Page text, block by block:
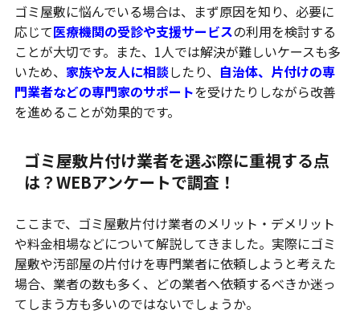
ゴミ屋敷に悩んでいる場合は、まず原因を知り、必要に
応じて医療機関の受診や支援サービスの利用を検討する
ことが大切です。また、1人では解決が難しいケースも多
いため、 家族や友人に相談したり、 自治体、片付けの専
門業者などの専門家のサポートを受けたりしながら改善
を進めることが効果的です。
ゴミ屋敷片付け業者を選ぶ際に重視する点
は？WEBアンケートで調査！
ここまで、ゴミ屋敷片付け業者のメリット・デメリット
や料金相場などについて解説してきました。実際にゴミ
屋敷や汚部屋の片付けを専門業者に依頼しようと考えた
場合、業者の数も多く、どの業者へ依頼するべきか迷っ
てしまう方も多いのではないでしょうか。